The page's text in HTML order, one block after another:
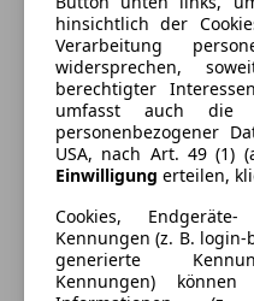
Ausstattung
Komfort
360° Kamera
Armlehne
Berganfahrassistent
Einparkhilfe
Einparkhilfe
Mehr anzeigen
Farbe und
Außenfarbe
Lackierung
hinsichtlich der
Verarbeitung
widersprechen,
berechtigter
umfasst auch die
personenbezogener
USA, nach Art. 49 (1)
Einwilligung erteilen,
Cookies,
Kennungen (z. B.
generierte
Kennungen)